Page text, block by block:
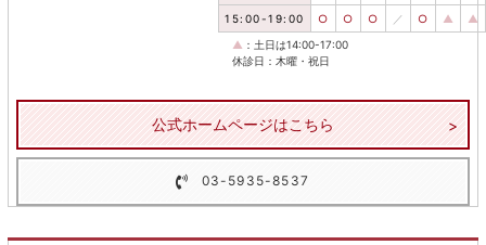
15:00-19:00 ○ ○ ○ ／ ○ ▲ ▲
▲ ：土日は14:00-17:00
休診日：木曜・祝日
公式ホームページはこちら
03-5935-8537